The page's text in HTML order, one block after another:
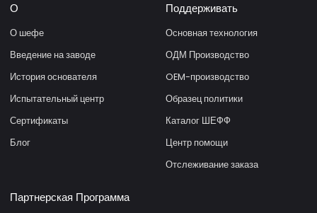
О
О шефе
Введение на заводе
История основателя
Испытательный центр
Сертификаты
Блог
Поддерживать
Основная технология
ОДМ Производство
OEM-производство
Образец политики
Каталог ШЕФФ
Центр помощи
Отслеживание заказа
Партнерская Программа